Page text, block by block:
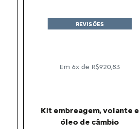
Kit embreagem, volante e
óleo de câmbio
REVISÕES
Em 6x de R$920,83